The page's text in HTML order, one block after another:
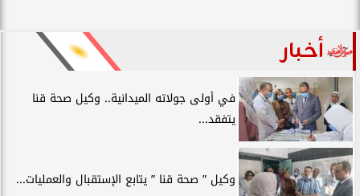
أخبار
في أولى جولاته الميدانية.. وكيل صحة قنا
يتفقد...
وكيل ” صحة قنا ” يتابع الإستقبال والعمليات...